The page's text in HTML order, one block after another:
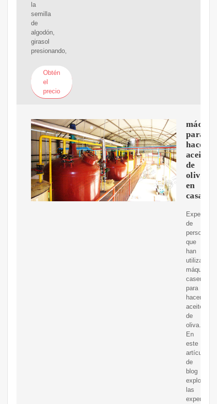
la
semilla
de
algodón,
girasol
presionando,
Obtén
el
precio
para
hacer
aceite
de
oliva
en
casa
de
personas
que
han
utilizado
máquinas
caseras
para
hacer
aceite
de
oliva.
En
este
artículo
de
blog
las